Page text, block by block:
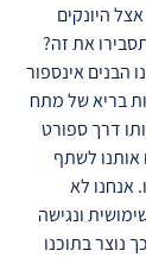
היונקים
את זה?
הבנים אינספור
בריא של מתח
דרך ספורט
אותנו לשתף
אנחנו לא
ונגישה
נוצר בתוכנו